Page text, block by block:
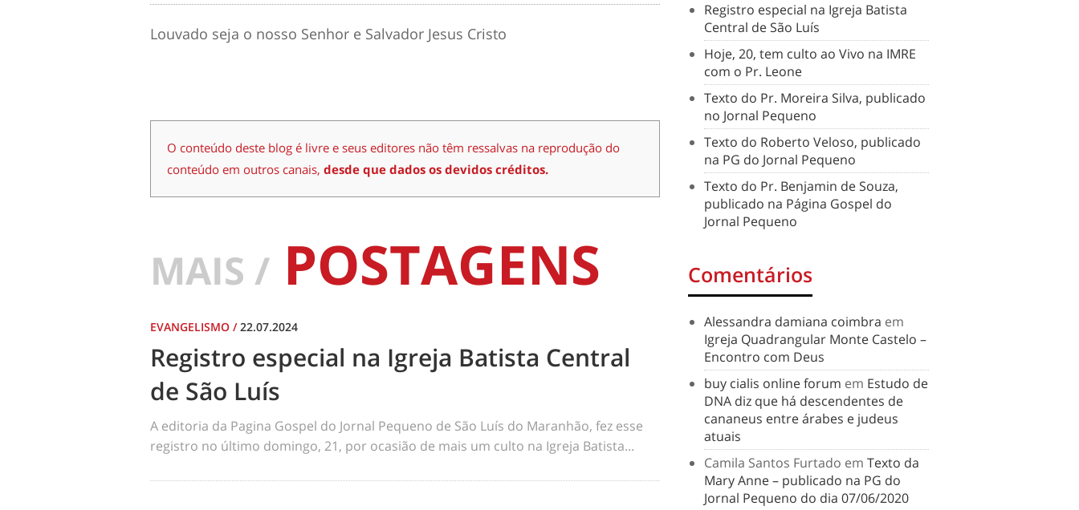
Louvado seja o nosso Senhor e Salvador Jesus Cristo
O conteúdo deste blog é livre e seus editores não têm ressalvas na reprodução do
conteúdo em outros canais, desde que dados os devidos créditos.
MAIS / POSTAGENS
EVANGELISMO /22.07.2024
Registro especial na Igreja Batista Central
de São Luís
A editoria da Pagina Gospel do Jornal Pequeno de São Luís do Maranhão, fez esse
registro no último domingo, 21, por ocasião de mais um culto na Igreja Batista...
Registro especial na Igreja Batista
Central de São Luís
Hoje, 20, tem culto ao Vivo na IMRE
com o Pr. Leone
Texto do Pr. Moreira Silva, publicado
no Jornal Pequeno
Texto do Roberto Veloso, publicado
na PG do Jornal Pequeno
Texto do Pr. Benjamin de Souza,
publicado na Página Gospel do
Jornal Pequeno
Comentários
Alessandra damiana coimbra em
Igreja Quadrangular Monte Castelo –
Encontro com Deus
buy cialis online forum em Estudo de
DNA diz que há descendentes de
cananeus entre árabes e judeus
atuais
Camila Santos Furtado em Texto da
Mary Anne – publicado na PG do
Jornal Pequeno do dia 07/06/2020